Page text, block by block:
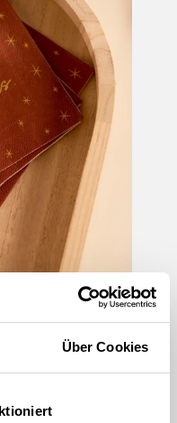
Über Cookies
Moment das werden